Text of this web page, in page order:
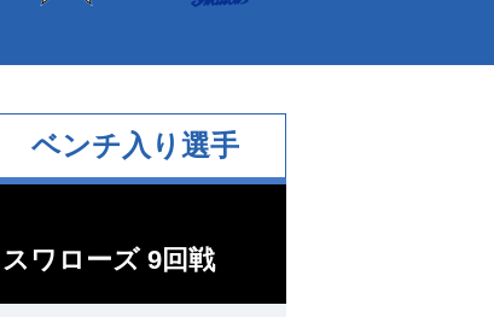
ベンチ入り選手
ワローズ 9回戦